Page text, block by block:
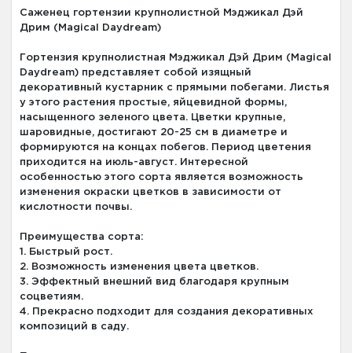
Саженец гортензии крупнолистной Мэджикал Дэй
Дрим (Magical Daydream)
Гортензия крупнолистная Мэджикал Дэй Дрим (Magical
Daydream) представляет собой изящный
декоративный кустарник с прямыми побегами. Листья
у этого растения простые, яйцевидной формы,
насыщенного зеленого цвета. Цветки крупные,
шаровидные, достигают 20-25 см в диаметре и
формируются на концах побегов. Период цветения
приходится на июль-август. Интересной
особенностью этого сорта является возможность
изменения окраски цветков в зависимости от
кислотности почвы.
Преимущества сорта:
1. Быстрый рост.
2. Возможность изменения цвета цветков.
3. Эффектный внешний вид благодаря крупным
соцветиям.
4. Прекрасно подходит для создания декоративных
композиций в саду.